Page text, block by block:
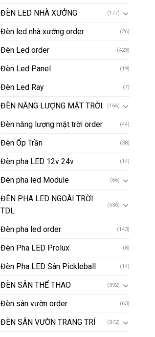
ĐÈN LED NHÀ XƯỞNG (177)
Đèn led nhà xưởng order (26)
Đèn Led order (423)
Đèn Led Panel (19)
Đèn Led Ray (7)
ĐÈN NĂNG LƯỢNG MẶT TRỜI (166)
Đèn năng lượng mặt trời order (44)
Đèn Ốp Trần (38)
Đèn pha LED 12v 24v (14)
Đèn pha led Module (66)
ĐÈN PHA LED NGOÀI TRỜI
TDL
(536)
Đèn pha led order (143)
Đèn Pha LED Prolux (8)
Đèn Pha LED Sân Pickleball (14)
ĐÈN SÂN THỂ THAO (392)
Đèn sân vườn order (63)
ĐÈN SÂN VƯỜN TRANG TRÍ (372)